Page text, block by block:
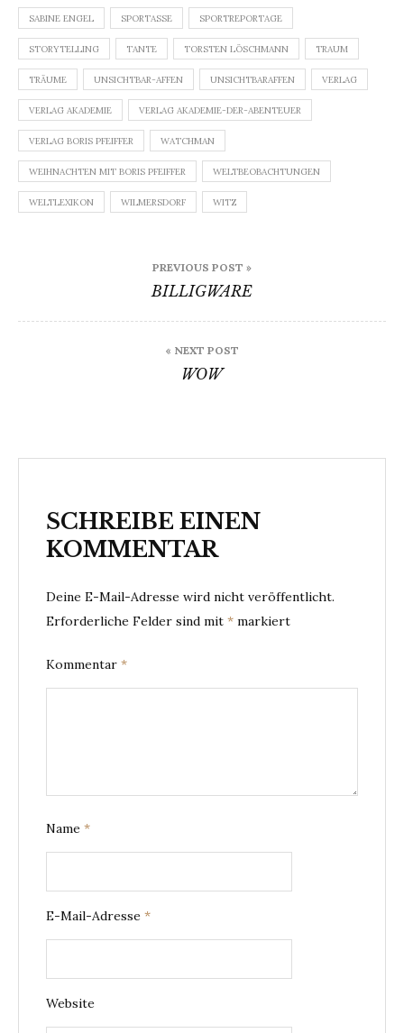
SABINE ENGEL SPORTASSE SPORTREPORTAGE
STORYTELLING TANTE TORSTEN LÖSCHMANN TRAUM
TRÄUME UNSICHTBAR-AFFEN UNSICHTBARAFFEN VERLAG
VERLAG AKADEMIE VERLAG AKADEMIE-DER-ABENTEUER
VERLAG BORIS PFEIFFER WATCHMAN
WEIHNACHTEN MIT BORIS PFEIFFER WELTBEOBACHTUNGEN
WELTLEXIKON WILMERSDORF WITZ
PREVIOUS POST »
BILLIGWARE
« NEXT POST
WOW
SCHREIBE EINEN
KOMMENTAR
Deine E-Mail-Adresse wird nicht veröffentlicht.
Erforderliche Felder sind mit * markiert
Kommentar *
Name *
E-Mail-Adresse *
Website